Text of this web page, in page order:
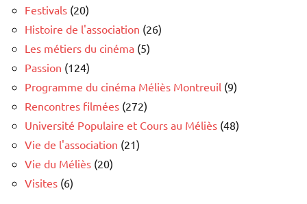
Festivals (20)
Histoire de l'association (26)
Les métiers du cinéma (5)
Passion (124)
Programme du cinéma Méliès Montreuil (9)
Rencontres filmées (272)
Université Populaire et Cours au Méliès (48)
Vie de l'association (21)
Vie du Méliès (20)
Visites (6)